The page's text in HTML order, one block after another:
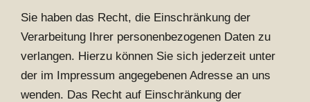
Sie haben das Recht, die Einschränkung der
Verarbeitung Ihrer personenbezogenen Daten zu
verlangen. Hierzu können Sie sich jederzeit unter
der im Impressum angegebenen Adresse an uns
wenden. Das Recht auf Einschränkung der